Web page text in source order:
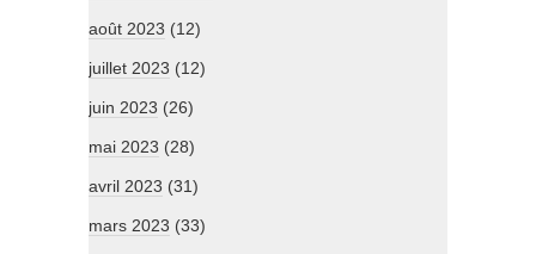
août 2023 (12)
juillet 2023 (12)
juin 2023 (26)
mai 2023 (28)
avril 2023 (31)
mars 2023 (33)